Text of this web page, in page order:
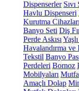
Dispenserler
Havlu Dispenseri
Kurutma Cihazları
Banyo Seti Diş
Perde Askısı
Havalandırma ve
Tekstil Banyo
Perdeleri Bornoz
Mobilyaları
Amaçlı Dolap